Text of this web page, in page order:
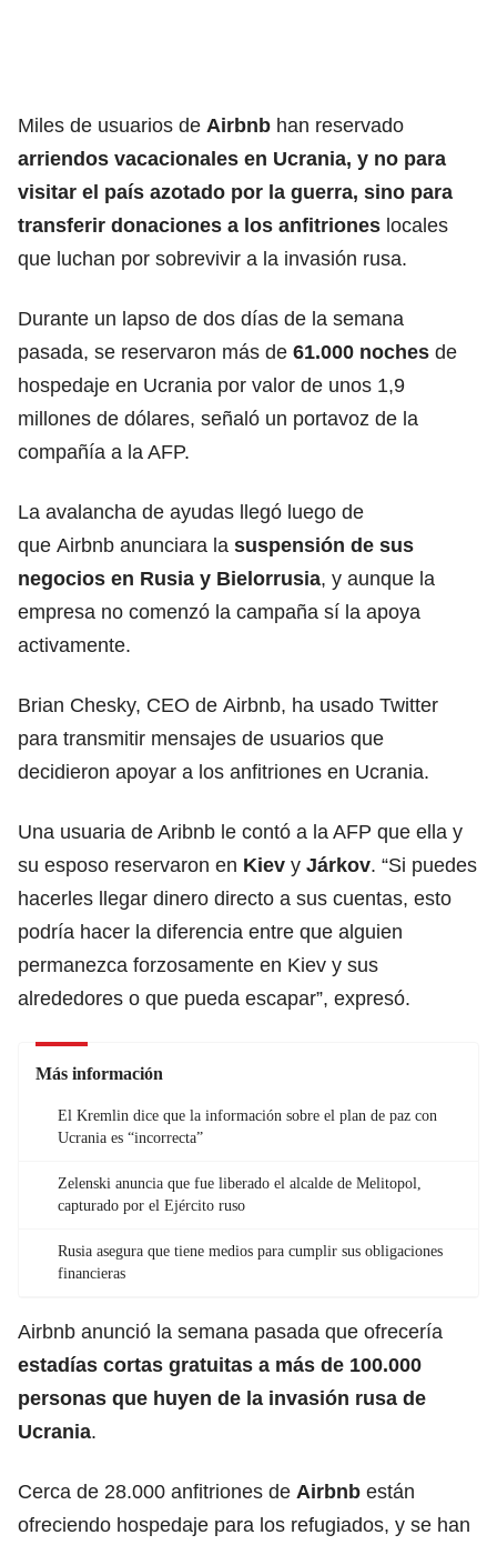
Miles de usuarios de Airbnb han reservado
arriendos vacacionales en Ucrania, y no para
visitar el país azotado por la guerra, sino para
transferir donaciones a los anfitriones locales
que luchan por sobrevivir a la invasión rusa.
Durante un lapso de dos días de la semana
pasada, se reservaron más de 61.000 noches de
hospedaje en Ucrania por valor de unos 1,9
millones de dólares, señaló un portavoz de la
compañía a la AFP.
La avalancha de ayudas llegó luego de
que Airbnb anunciara la suspensión de sus
negocios en Rusia y Bielorrusia, y aunque la
empresa no comenzó la campaña sí la apoya
activamente.
Brian Chesky, CEO de Airbnb, ha usado Twitter
para transmitir mensajes de usuarios que
decidieron apoyar a los anfitriones en Ucrania.
Una usuaria de Aribnb le contó a la AFP que ella y
su esposo reservaron en Kiev y Járkov. “Si puedes
hacerles llegar dinero directo a sus cuentas, esto
podría hacer la diferencia entre que alguien
permanezca forzosamente en Kiev y sus
alrededores o que pueda escapar”, expresó.
Más información
El Kremlin dice que la información sobre el plan de paz con
Ucrania es “incorrecta”
Zelenski anuncia que fue liberado el alcalde de Melitopol,
capturado por el Ejército ruso
Rusia asegura que tiene medios para cumplir sus obligaciones
financieras
Airbnb anunció la semana pasada que ofrecería
estadías cortas gratuitas a más de 100.000
personas que huyen de la invasión rusa de
Ucrania.
Cerca de 28.000 anfitriones de Airbnb están
ofreciendo hospedaje para los refugiados, y se han